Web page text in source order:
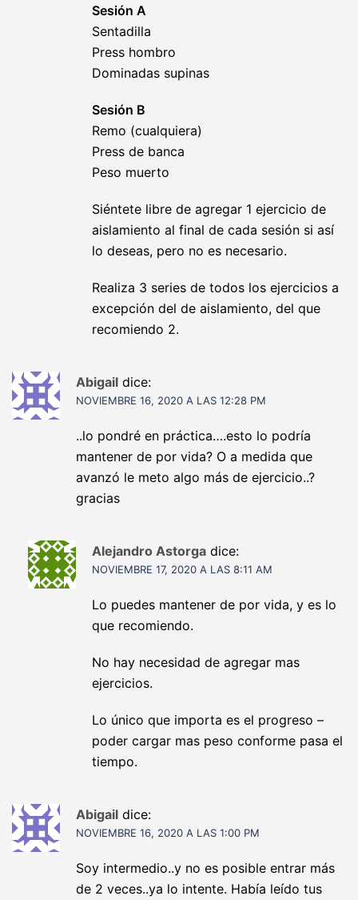
Sesión A
Sentadilla
Press hombro
Dominadas supinas
Sesión B
Remo (cualquiera)
Press de banca
Peso muerto
Siéntete libre de agregar 1 ejercicio de
aislamiento al final de cada sesión si así
lo deseas, pero no es necesario.
Realiza 3 series de todos los ejercicios a
excepción del de aislamiento, del que
recomiendo 2.
Abigail dice:
NOVIEMBRE 16, 2020 A LAS 12:28 PM
..lo pondré en práctica….esto lo podría
mantener de por vida? O a medida que
avanzó le meto algo más de ejercicio..?
gracias
Alejandro Astorga dice:
NOVIEMBRE 17, 2020 A LAS 8:11 AM
Lo puedes mantener de por vida, y es lo
que recomiendo.
No hay necesidad de agregar mas
ejercicios.
Lo único que importa es el progreso –
poder cargar mas peso conforme pasa el
tiempo.
Abigail dice:
NOVIEMBRE 16, 2020 A LAS 1:00 PM
Soy intermedio..y no es posible entrar más
de 2 veces..ya lo intente. Había leído tus